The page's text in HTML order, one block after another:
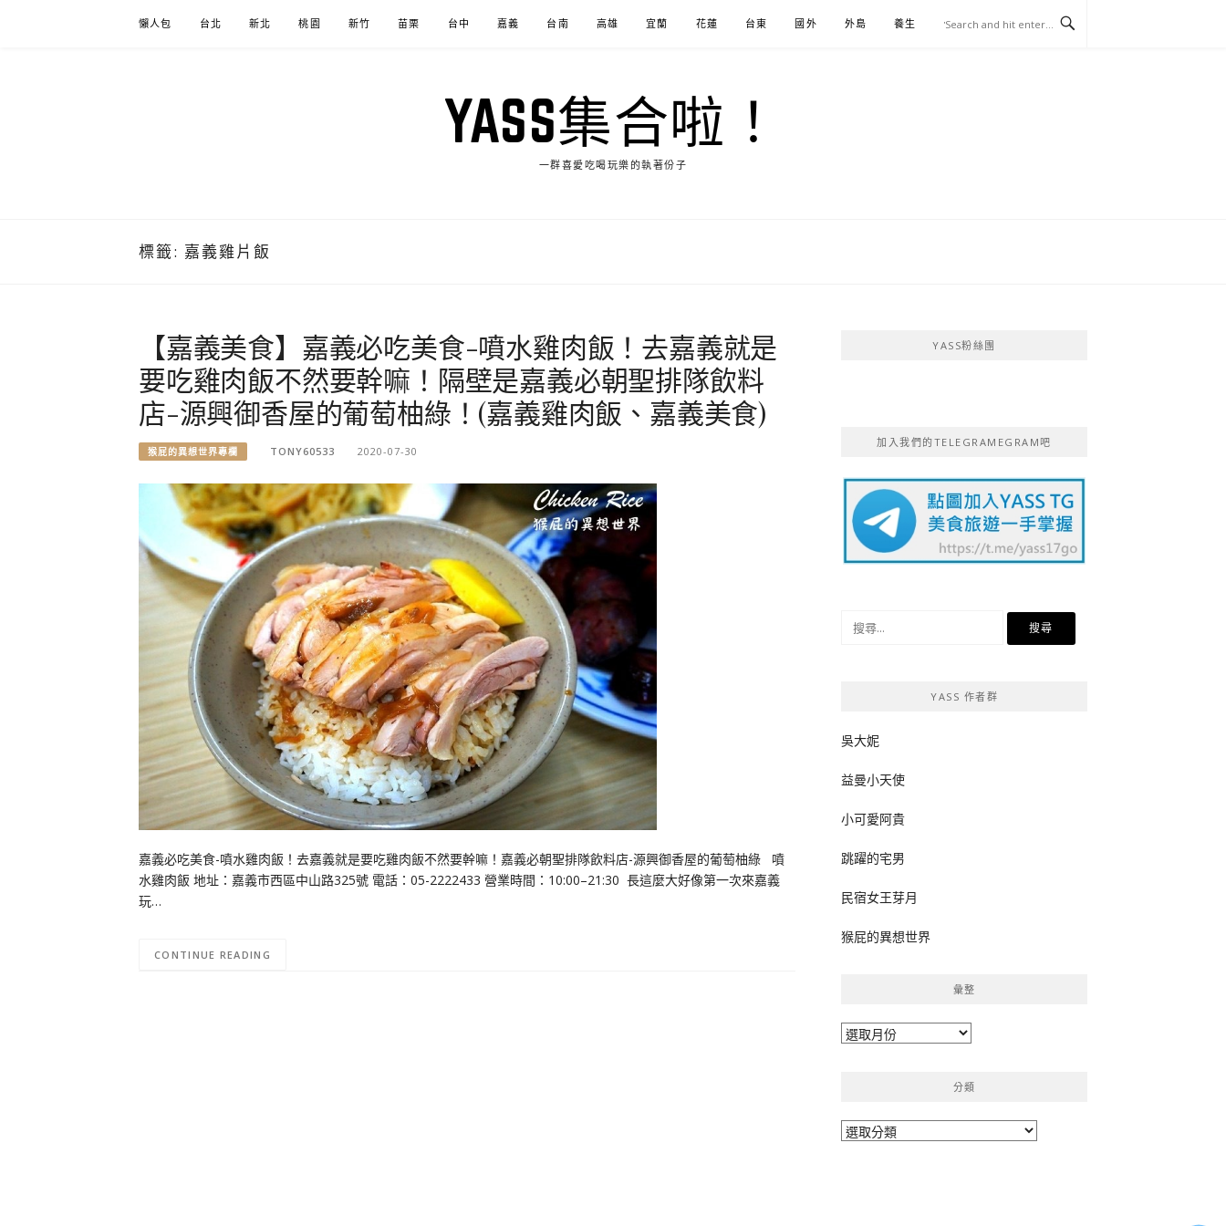
懶人包 台北 新北 桃園 新竹 苗栗 台中 嘉義 台南 高雄 宜蘭 花蓮 台東 國外 外島 養生 伴手禮
YASS集合啦！
一群喜愛吃喝玩樂的執著份子
標籤: 嘉義雞片飯
【嘉義美食】嘉義必吃美食-噴水雞肉飯！去嘉義就是
要吃雞肉飯不然要幹嘛！隔壁是嘉義必朝聖排隊飲料
店-源興御香屋的葡萄柚綠！(嘉義雞肉飯、嘉義美食)
猴屁的異想世界專欄 TONY60533 2020-07-30
嘉義必吃美食-噴水雞肉飯！去嘉義就是要吃雞肉飯不然要幹嘛！嘉義必朝聖排隊飲料店-源興御香屋的葡萄柚綠 噴
水雞肉飯 地址：嘉義市西區中山路325號 電話：05-2222433 營業時間：10:00–21:30 長這麼大好像第一次來嘉義
玩…
CONTINUE READING
YASS粉絲團
加入我們的TELEGRAMEGRAM吧
YASS 作者群
吳大妮
益曼小天使
小可愛阿貴
跳躍的宅男
民宿女王芽月
猴屁的異想世界
彙整
彙
分類
分